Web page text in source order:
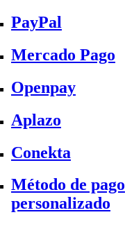
PayPal
Mercado Pago
Openpay
Aplazo
Conekta
Método de pago
personalizado